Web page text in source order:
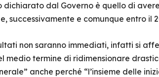
dal Governo è quello di
successivamente e comunque entro il
non saranno immediati, infatti si
medio termine di ridimensionare
anche perché “l’insieme delle